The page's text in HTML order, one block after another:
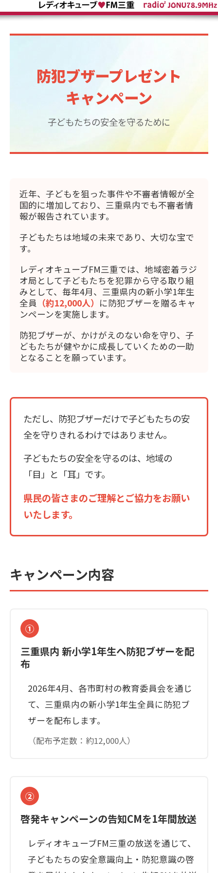
防犯ブザープレゼント
キャンペーン
子どもたちの安全を守るために
近年、子どもを狙った事件や不審者情報が全
国的に増加しており、三重県内でも不審者情
報が報告されています。
子どもたちは地域の未来であり、大切な宝で
す。
レディオキューブFM三重では、地域密着ラジ
オ局として子どもたちを犯罪から守る取り組
みとして、毎年4月、三重県内の新小学1年生
全員 （約12,000人） に防犯ブザーを贈るキャ
ンペーンを実施します。
防犯ブザーが、かけがえのない命を守り、子
どもたちが健やかに成長していくための一助
となることを願っています。
ただし、防犯ブザーだけで子どもたちの安
全を守りきれるわけではありません。
子どもたちの安全を守るのは、地域の
「目」と「耳」です。
県民の皆さまのご理解とご協力をお願い
いたします。
キャンペーン内容
①
三重県内 新小学1年生へ防犯ブザーを配
布
2026年4月、各市町村の教育委員会を通じ
て、三重県内の新小学1年生全員に防犯ブ
ザーを配布します。
（配布予定数：約12,000人）
②
啓発キャンペーンの告知CMを1年間放送
レディオキューブFM三重の放送を通じて、
子どもたちの安全意識向上・防犯意識の啓